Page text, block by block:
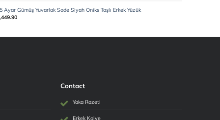
Ayar Gümüş Yuvarlak Sade Siyah Oniks Taşlı Erkek Yüzük
Contact
Yaka Rozeti
Erkek Kolye